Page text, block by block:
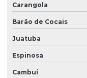
Carangola
Barão de Cocais
Juatuba
Espinosa
Cambuí